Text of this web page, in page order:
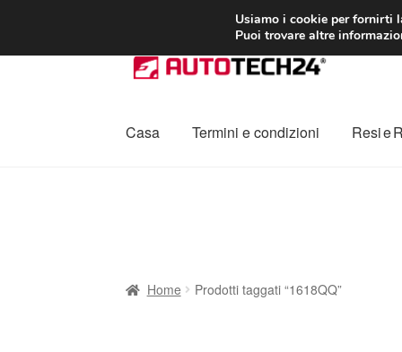
CONSEGNA da
Vai
alla
Vai
al
Casa
Termini e condizioni Resi e
Home Prodotti taggati “1618QQ”
Usiamo i cookie per fornirti
Puoi trovare altre